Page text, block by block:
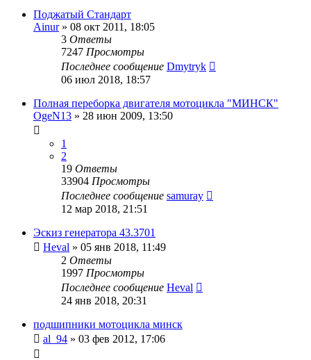
Поджатый Стандарт
Ainur» 08 окт 2011, 18:05
3 Ответы
7247 Просмотры
Последнее сообщение Dmytryk
06 июл 2018, 18:57
Полная переборка двигателя мотоцикла "МИНСК"
OgeN13 » 28 июн 2009, 13:50
1
2
19 Ответы
33904 Просмотры
Последнее сообщение samuray
12 мар 2018, 21:51
Эскиз генератора 43.3701
Heval » 05 янв 2018, 11:49
2 Ответы
1997 Просмотры
Последнее сообщение Heval
24 янв 2018, 20:31
подшипники мотоцикла минск
al_94 » 03 фев 2012, 17:06